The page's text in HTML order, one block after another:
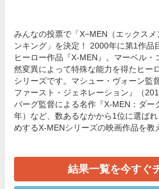
みんなの投票で「X−MEN（エックス
ンキング」を決定！ 2000年に第1作品
ヒーロー作品『X-MEN』。マーベル・
然変異によって特殊な能力を得たヒー
シリーズです。マシュー・ヴォーン監
ファースト・ジェネレーション』（
バーグ監督による名作『X-MEN：ダー
年）など、数あるなかから1位に選ば
めするX-MENシリーズの映画作品を教
結果一覧を今すぐ